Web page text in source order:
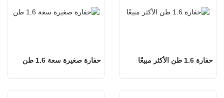
حفارة صغيرة سعة 1.6 طن حفارة 1.6 طن الأكثر مبيعًا